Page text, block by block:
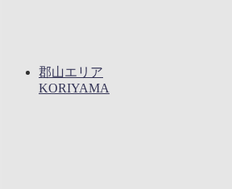
郡山エリア
KORIYAMA